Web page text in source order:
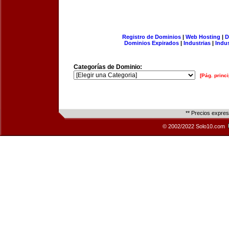
Registro de Dominios| Web Hosting |
Dominios Expirados | Industrias |
Categorías de Dominio:
[Pág.
** Precios
© 2002/2022 Solo10.com